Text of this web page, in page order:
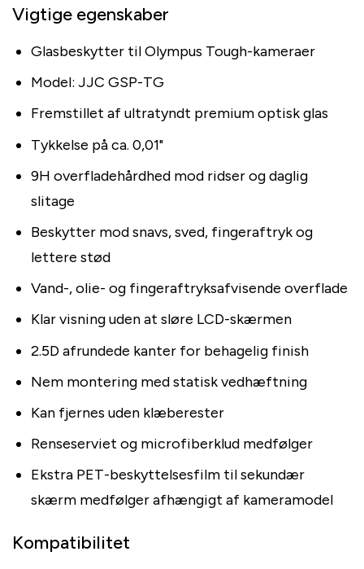
Vigtige egenskaber
Glasbeskytter til Olympus Tough-kameraer
Model: JJC GSP-TG
Fremstillet af ultratyndt premium optisk glas
Tykkelse på ca. 0,01"
9H overfladehårdhed mod ridser og daglig
slitage
Beskytter mod snavs, sved, fingeraftryk og
lettere stød
Vand-, olie- og fingeraftryksafvisende overflade
Klar visning uden at sløre LCD-skærmen
2.5D afrundede kanter for behagelig finish
Nem montering med statisk vedhæftning
Kan fjernes uden klæberester
Renseserviet og microfiberklud medfølger
Ekstra PET-beskyttelsesfilm til sekundær
skærm medfølger afhængigt af kameramodel
Kompatibilitet